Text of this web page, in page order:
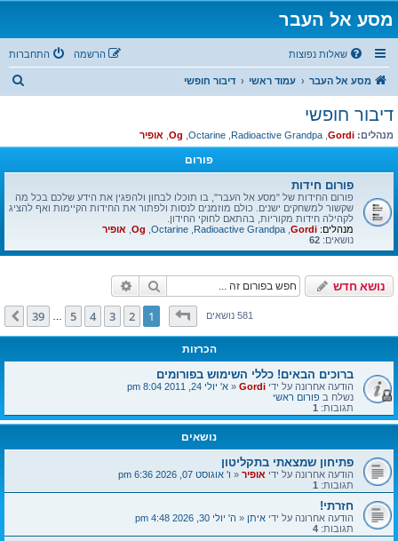
מסע אל העבר
שאלות נפוצות התחברות הרשמה
מסע אל העבר עמוד ראשי דיבור חופשי
ח
דיבור חופשי
מנהלים: Gordi
,
Radioactive Grandpa
,
Octarine
,
Og
, אופיר
פורום
פורום חידות
פורום החידות של "מסע אל העבר", בו תוכלו לבחון ולהפגין את הידע שלכם בכל מה
שקשור למשחקים ישנים. כולם מוזמנים לנסות ולפתור את החידות הקיימות ואף להציג
לקהילה חידות מקוריות, בהתאם לחוקי החידון.
מנהלים: Gordi
,
Radioactive Grandpa
,
Octarine
,
Og
, אופיר
נושאים: 62
נושא חדש חיפוש
581 נושאיםדף1מתוך39
1
2
3
4
5
39 הבא
הכרזות
ברוכים הבאים! כללי השימוש בפורומים
הודעה אחרונה על ידי Gordi
«א' יולי 24, 2011 8:04 pm
נשלח בפורום ראשי
תגובות: 1
נושאים
פתיחון שמצאתי בתקליטון
הודעה אחרונה על ידי אופיר«ו' אוגוסט 07, 2026 6:36 pm
תגובות: 1
חזרתי!
הודעה אחרונה על ידי איתן«ה' יולי 30, 2026 4:48 pm
תגובות: 4